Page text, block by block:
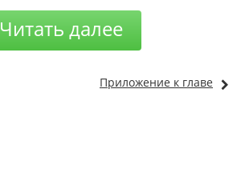
Читать далее
Приложение к главе